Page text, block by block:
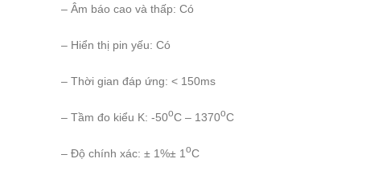
– Âm báo cao và thấp: Có
– Hiển thị pin yếu: Có
– Thời gian đáp ứng: < 150ms
– Tầm đo kiểu K: -50oC – 1370oC
– Độ chính xác: ± 1%± 1oC